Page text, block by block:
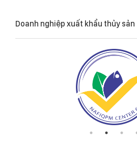
Doanh nghiệp xuất khẩu thủy sản